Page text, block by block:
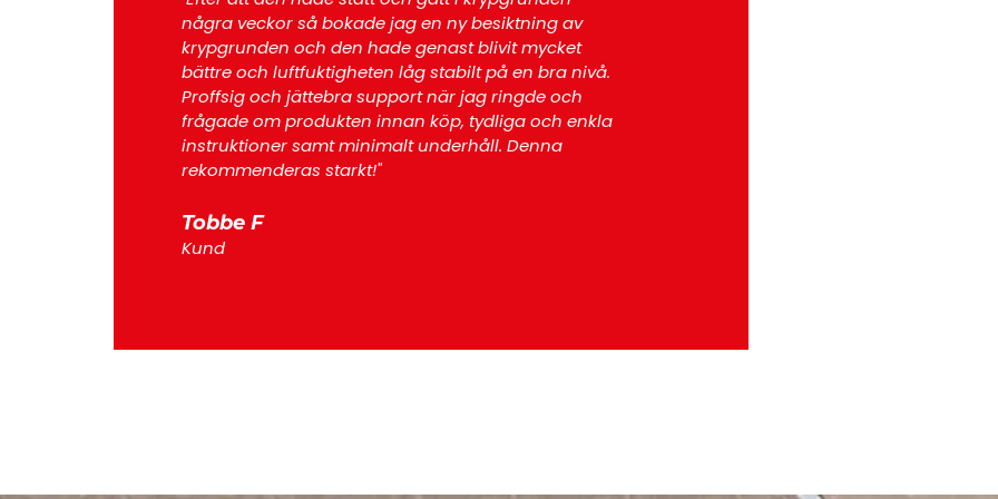
några veckor så bokade jag en ny besiktning av
krypgrunden och den hade genast blivit mycket
bättre och luftfuktigheten låg stabilt på en bra nivå.
Proffsig och jättebra support när jag ringde och
frågade om produkten innan köp, tydliga och enkla
instruktioner samt minimalt underhåll. Denna
rekommenderas starkt!"
Tobbe F
Kund